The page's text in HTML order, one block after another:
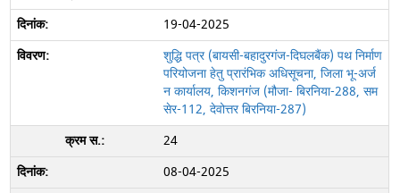
19-04-2025
शुद्धि पत्र (बायसी-बहादुरगंज-दिघलबैंक) पथ निर्माण
परियोजना हेतु प्रारंभिक अधिसूचना, जिला भू-अर्ज
न कार्यालय, किशनगंज (मौजा- बिरनिया-288, सम
सेर-112, देवोत्तर बिरनिया-287)
24
08-04-2025